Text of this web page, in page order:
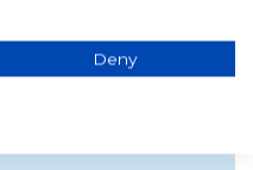
metros deve adicionar mais
de 5 M deve adicionar 5
Deny